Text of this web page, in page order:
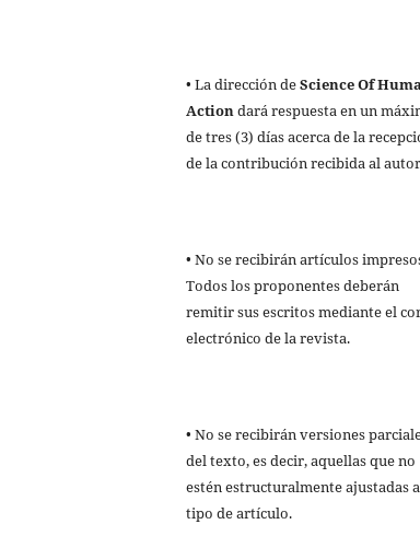
• La dirección deScience Of
Actiondará respuesta en un
de tres (3) días acerca de la
de la contribución recibida al
• No se recibirán artículos
Todos los proponentes deberán
remitir sus escritos mediante el
electrónico de la revista.
• No se recibirán versiones
del texto, es decir, aquellas que no
estén estructuralmente ajustadas
tipo de artículo.